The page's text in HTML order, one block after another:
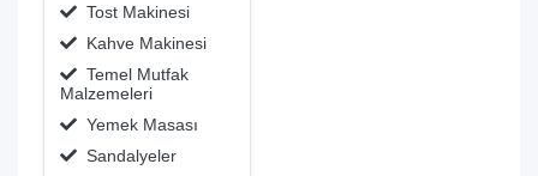
Tost Makinesi
Kahve Makinesi
Temel Mutfak
Malzemeleri
Yemek Masası
Sandalyeler